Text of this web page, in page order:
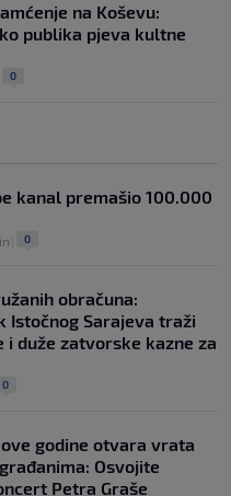
na Koševu:
publika pjeva kultne
0
kanal premašio 100.000
0
obračuna:
Istočnog Sarajeva traži
i duže zatvorske kazne za
0
ove godine otvara vrata
Osvojite
Petra Graše